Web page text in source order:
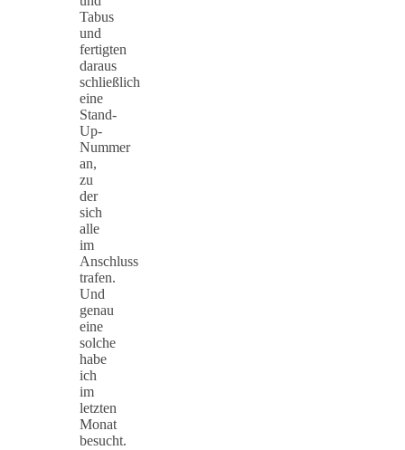
Tabus
und
fertigten
daraus
schließlich
eine
Stand-
Up-
Nummer
an,
zu
der
sich
alle
im
Anschluss
trafen.
Und
genau
eine
solche
habe
ich
im
letzten
Monat
besucht.